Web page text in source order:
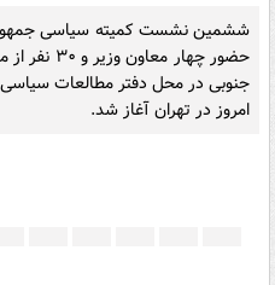
ششمین نشست کمیته سیاسی جمهوری
حضور چهار
جنوبی در محل دفتر مطالعات سیاسی
امروز در تهران آغاز شد.